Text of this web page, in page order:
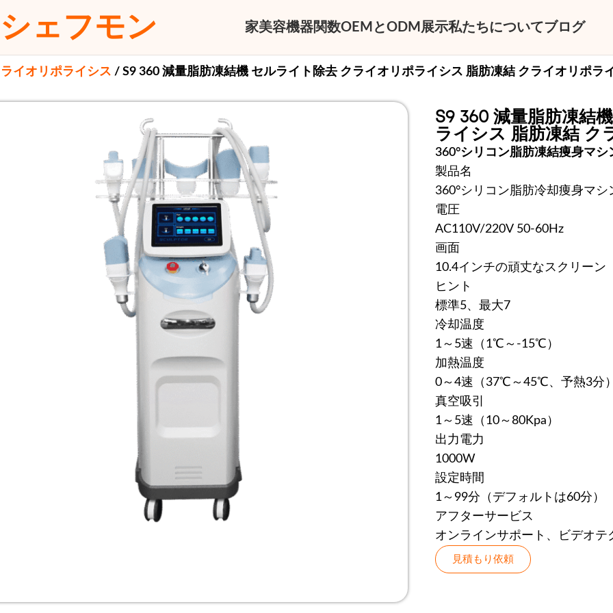
シェフモン 家美容機器関数OEMとODM 展示私たちについてブログ
イオリポライシス S9 360 減量脂肪凍結機 セルライト除去 クライオリポライシス 脂肪凍結 クライオリポラ
S9 360 減量脂肪凍結
ライシス 脂肪凍結 ク
360°シリコン脂肪凍結痩身マシ
製品名
360°シリコン脂肪冷却痩身マシ
電圧
AC110V/220V 50-60Hz
画面
10.4インチの頑丈なスクリーン
ヒント
標準5、最大7
冷却温度
1～5速（1℃～-15℃）
加熱温度
0～4速（37℃～45℃、予熱3分）
真空吸引
1～5速（10～80Kpa）
出力電力
1000W
設定時間
1～99分（デフォルトは60分）
アフターサービス
オンラインサポート、ビデオテ
見積もり依頼